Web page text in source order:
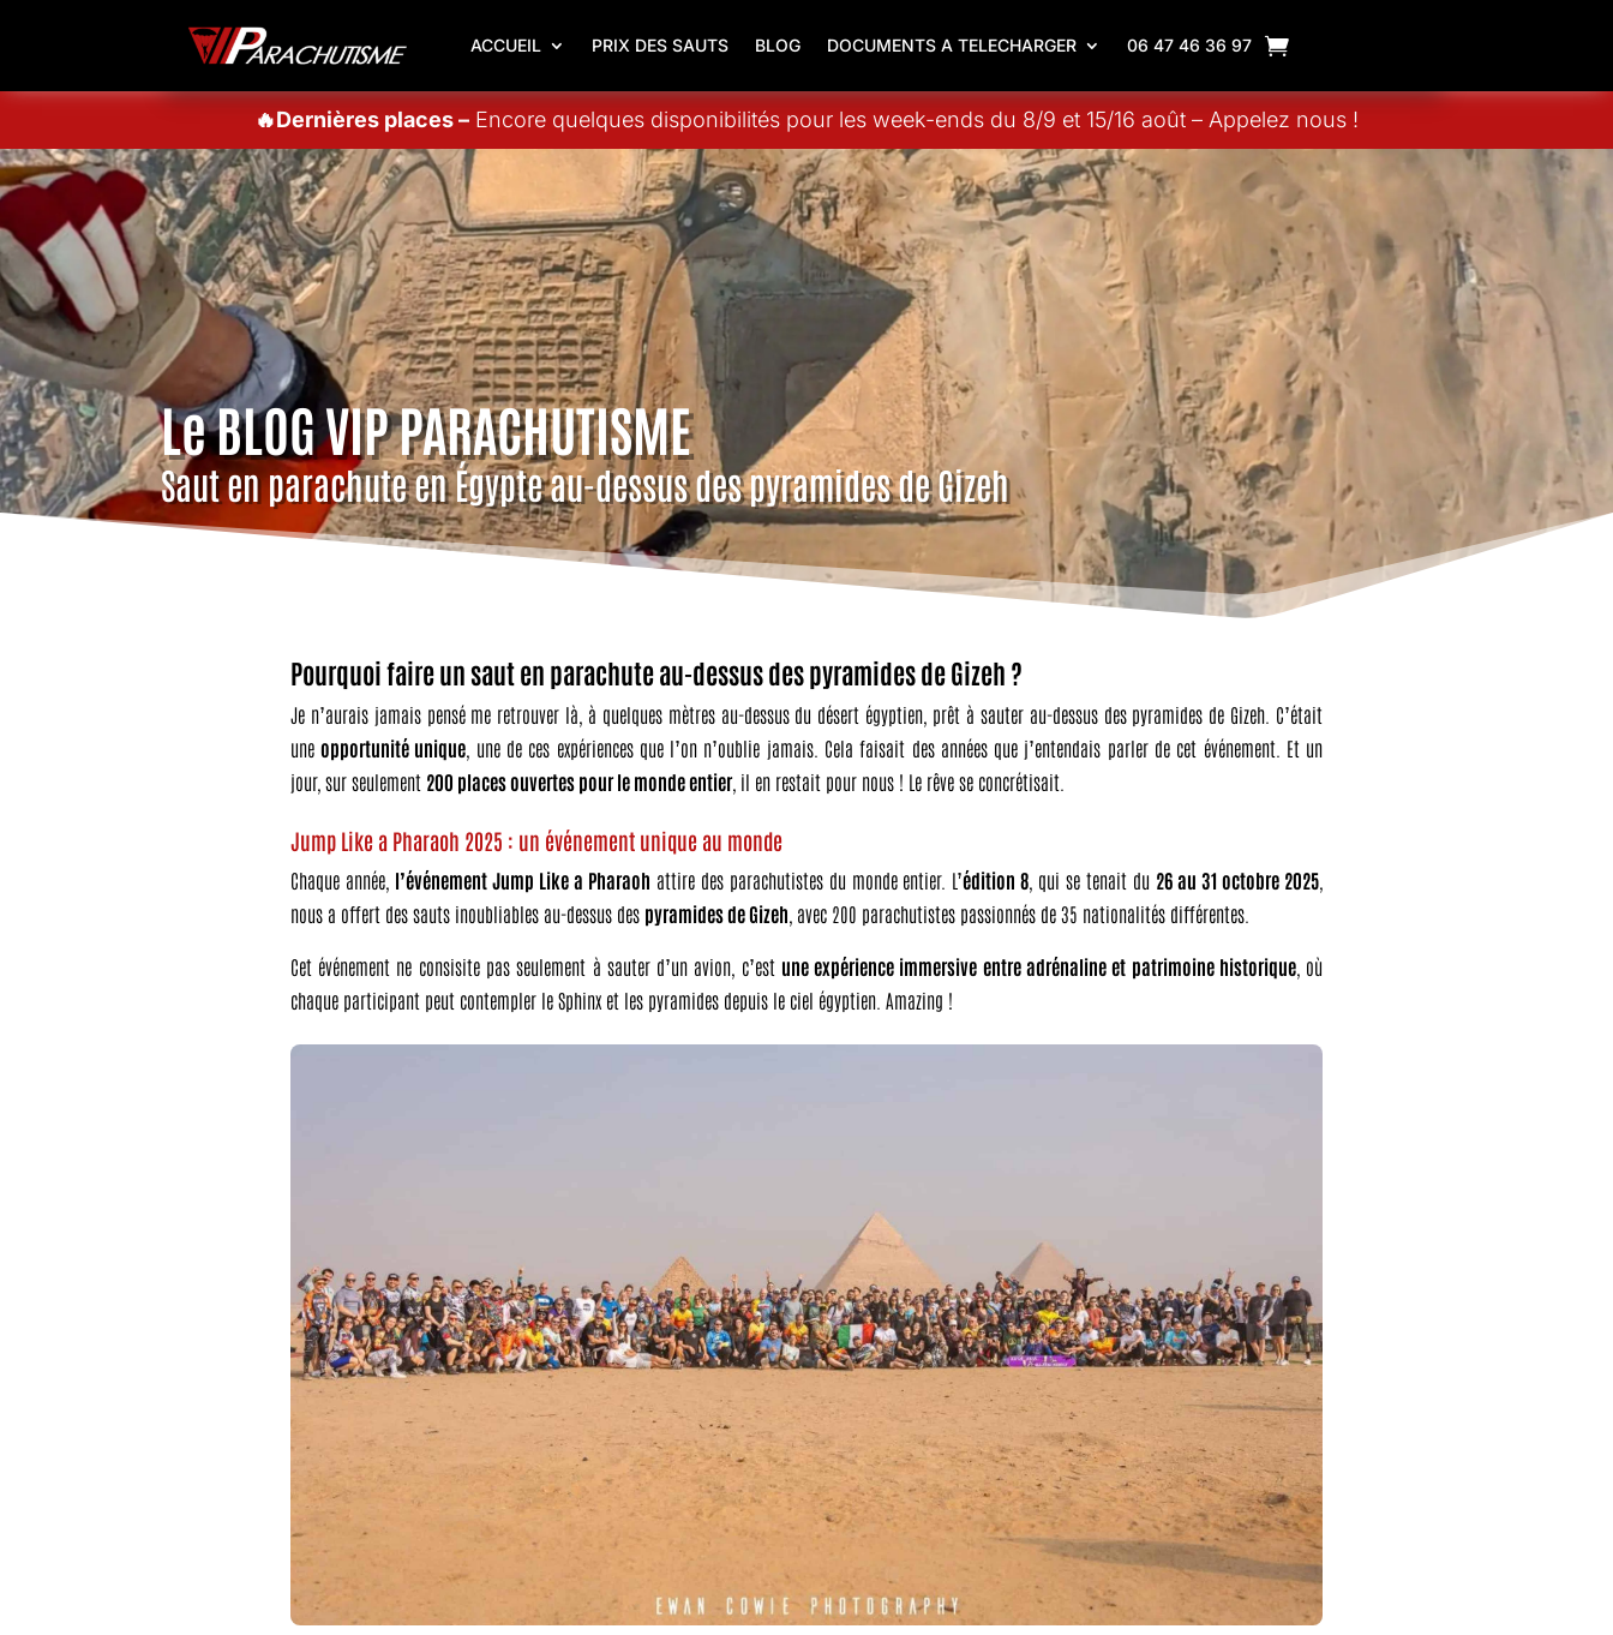
ACCUEIL PRIX DES SAUTS BLOG DOCUMENTS A TELECHARGER 06 47 46 36 97
🔥Dernières places – Encore quelques disponibilités pour les week-ends du 8/9 et 15/16 août – Appelez nous !
Le BLOG VIP PARACHUTISME
Saut en parachute en Égypte au-dessus des pyramides de Gizeh
Pourquoi faire un saut en parachute au-dessus des pyramides de Gizeh ?
Je n’aurais jamais pensé me retrouver là, à quelques mètres au-dessus du désert égyptien, prêt à sauter au-dessus des pyramides de Gizeh. C’était
uneopportunité unique , une de ces expériences que l’on n’oublie jamais. Cela faisait des années que j’entendais parler de cet événement. Et un
jour, sur seulement 200 places ouvertes pour le monde entier, il en restait pour nous ! Le rêve se concrétisait.
Jump Like a Pharaoh 2025 : un événement unique au monde
Chaque année, l’événement Jump Like a Pharaoh attire des parachutistes du monde entier. L’édition 8 , qui se tenait du 26 au 31 octobre 2025
nous a offert des sauts inoubliables au-dessus des pyramides de Gizeh , avec 200 parachutistes passionnés de 35 nationalités différentes.
Cet événement ne consisite pas seulement à sauter d’un avion, c’est une expérience immersive entre adrénaline et patrimoine historique, où
chaque participant peut contempler le Sphinx et les pyramides depuis le ciel égyptien. Amazing !